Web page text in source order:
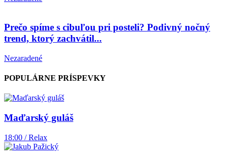
Prečo spíme s cibuľou pri posteli? Podivný nočný
trend, ktorý zachvátil...
Nezaradené
POPULÁRNE PRÍSPEVKY
Maďarský guláš
18:00 / Relax